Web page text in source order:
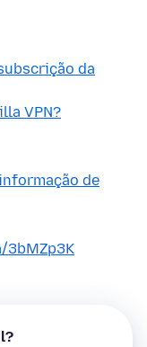
da
VPN?
de
3bMZp3K